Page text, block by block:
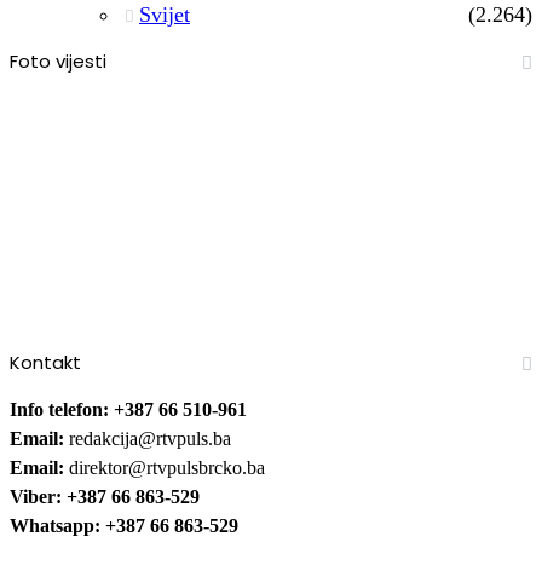
Svijet
(2.264)
Foto vijesti
Kontakt
Info telefon: +387 66 510-961
Email: redakcija@rtvpuls.ba
Email: direktor@rtvpulsbrcko.ba
Viber: +387 66 863-529
Whatsapp: +387 66 863-529